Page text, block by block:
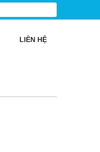
LIÊN HỆ